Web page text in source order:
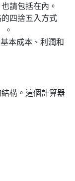
請包括在內。
四捨五入方式
。
本成本、利潤和
構。這個計算器